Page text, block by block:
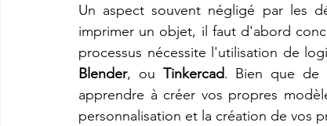
Un aspect souvent négligé par les
imprimer un objet, il faut d'abord
processus nécessite l'utilisation de
Blender, ou Tinkercad. Bien que de
apprendre à créer vos propres
personnalisation et la création de vos